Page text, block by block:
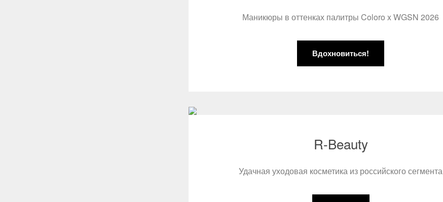
Маникюры в оттенках палитры Coloro x WGSN 2026
Вдохновиться!
R-Beauty
Удачная уходовая косметика из российского сегмента